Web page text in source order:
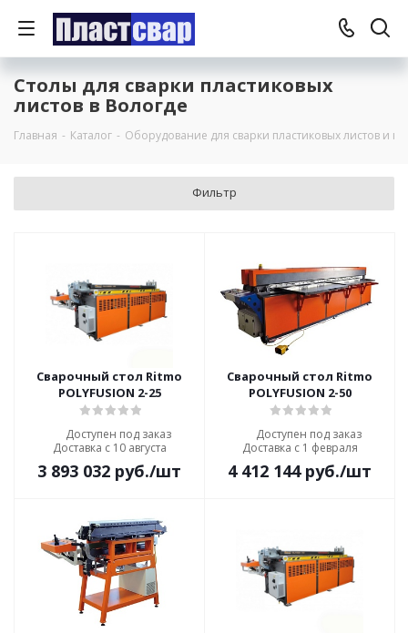
Столы для сварки пластиковых
листов в Вологде
Главная - Каталог - Оборудование для сварки пластиковых листов и
Фильтр
Сварочный стол Ritmo
POLYFUSION 2-25
Доступен под заказ
Доставка с 10 августа
3 893 032 руб./шт
Сварочный стол Ritmo
POLYFUSION 2-50
Доступен под заказ
Доставка с 1 февраля
4 412 144руб./шт